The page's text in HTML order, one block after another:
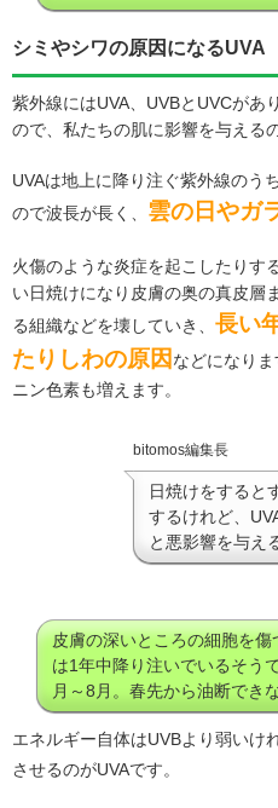
シミやシワの原因になるUVA
紫外線にはUVA、UVBとUVCがあ
ので、私たちの肌に影響を与える
UVAは地上に降り注ぐ紫外線のう
ので波長が長く、 雲の日やガ
火傷のような炎症を起こしたりす
い日焼けになり皮膚の奥の真皮層
る組織などを壊していき、 長い
たりしわの原因 などになり
ニン色素も増えます。
bitomos編集長
日焼けをすると
するけれど、
と悪影響を与え
皮膚の深いところの細胞を傷
は1年中降り注いでいるそう
月～8月。春先から油断でき
エネルギー自体はUVBより弱いけ
させるのがUVAです。